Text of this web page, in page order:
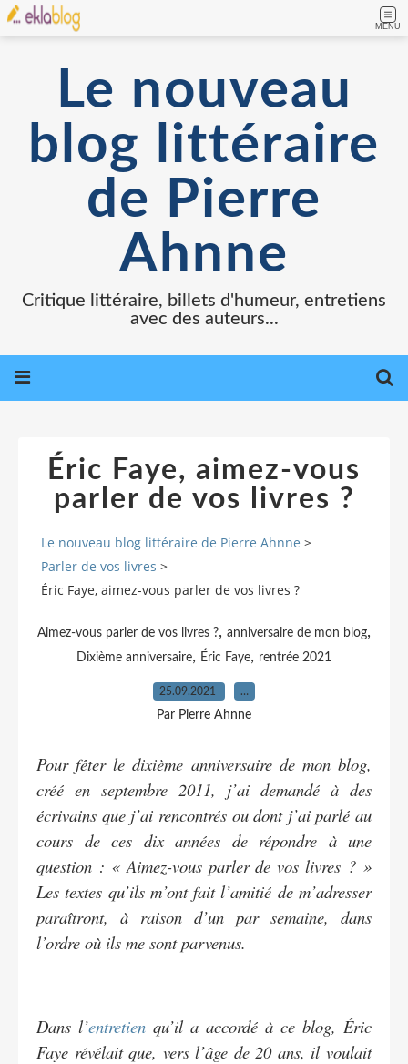
MENU
Le nouveau
blog littéraire
de Pierre
Ahnne
Critique littéraire, billets d'humeur, entretiens
avec des auteurs...
Éric Faye, aimez-vous
parler de vos livres ?
Le nouveau blog littéraire de Pierre Ahnne >
Parler de vos livres >
Éric Faye, aimez-vous parler de vos livres ?
Aimez-vous parler de vos livres ?, anniversaire de mon blog,
Dixième anniversaire, Éric Faye, rentrée 2021
25.09.2021 …
Par Pierre Ahnne
Pour fêter le dixième anniversaire de mon blog,
créé en septembre 2011, j’ai demandé à des
écrivains que j’ai rencontrés ou dont j’ai parlé au
cours de ces dix années de répondre à une
question : « Aimez-vous parler de vos livres ? »
Les textes qu’ils m’ont fait l’amitié de m’adresser
paraîtront, à raison d’un par semaine, dans
l’ordre où ils me sont parvenus.
Dans l’entretien qu’il a accordé à ce blog, Éric
Faye révélait que, vers l’âge de 20 ans, il voulait